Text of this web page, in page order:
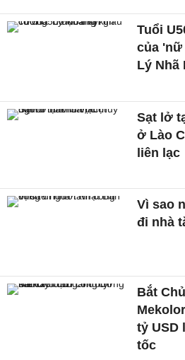
Tuổi
của
Lý Nhã
Sạt lở
ở Lào
liên lạc
Vì sao
đi nhà
Bắt
tỷ USD
tốc